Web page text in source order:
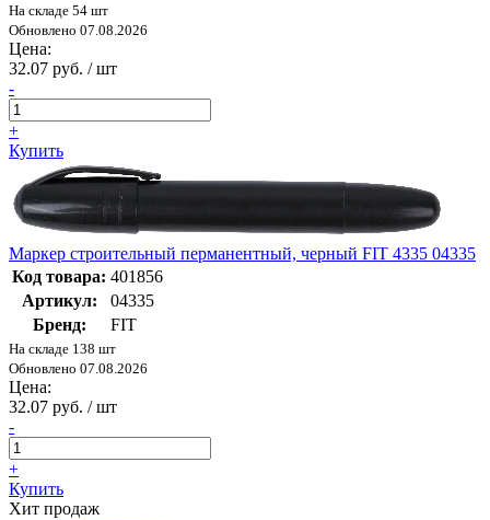
На складе 54 шт
Обновлено 07.08.2026
Цена:
32.07 руб. / шт
-
+
Купить
Маркер строительный перманентный, черный FIT 4335 04335
Код товара: 401856
Артикул:
04335
Бренд:
FIT
На складе 138 шт
Обновлено 07.08.2026
Цена:
32.07 руб. / шт
-
+
Купить
Хит продаж